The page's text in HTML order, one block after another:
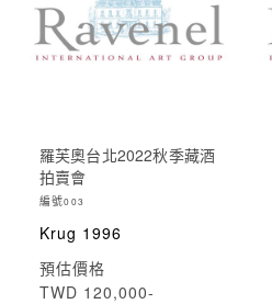
羅芙奧台北2022秋季藏酒
拍賣會
編號003
Krug 1996
預估價格
TWD 120,000-